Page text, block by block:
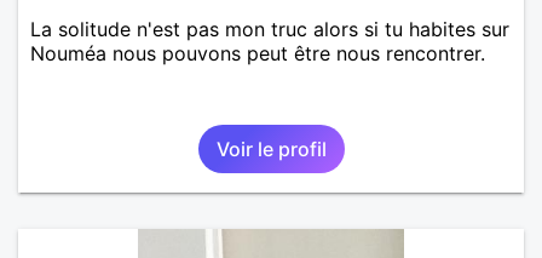
La solitude n'est pas mon truc alors si tu habites sur
Nouméa nous pouvons peut être nous rencontrer.
Voir le profil